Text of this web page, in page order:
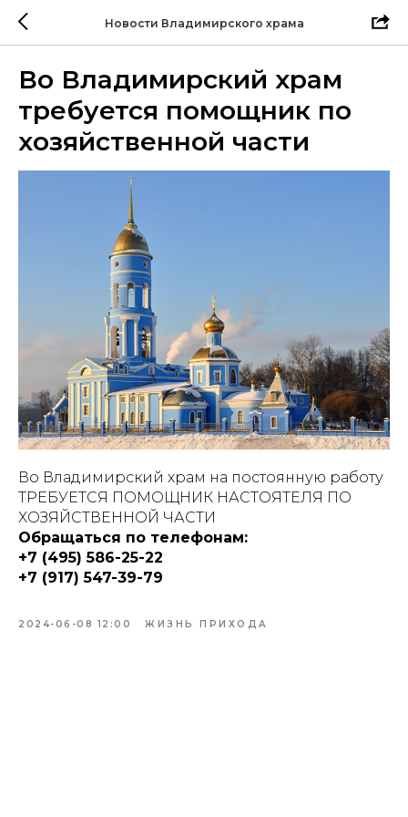
Новости Владимирского храма
Во Владимирский храм
требуется помощник по
хозяйственной части
Во Владимирский храм на постоянную работу
ТРЕБУЕТСЯ ПОМОЩНИК НАСТОЯТЕЛЯ ПО
ХОЗЯЙСТВЕННОЙ ЧАСТИ
Обращаться по телефонам:
+7 (495) 586-25-22
+7 (917) 547-39-79
2024-06-08 12:00 ЖИЗНЬ ПРИХОДА